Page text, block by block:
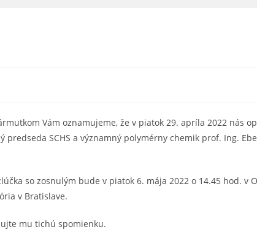
Vám oznamujeme, že v piatok 29. apríla 2022 nás
predseda SCHS a významný polymérny chemik prof. Ing.
so zosnulým bude v piatok 6. mája 2022 o 14.45 hod. v
v Bratislave.
mu tichú spomienku.